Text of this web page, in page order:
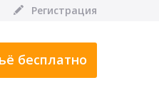
Регистрация
бесплатно